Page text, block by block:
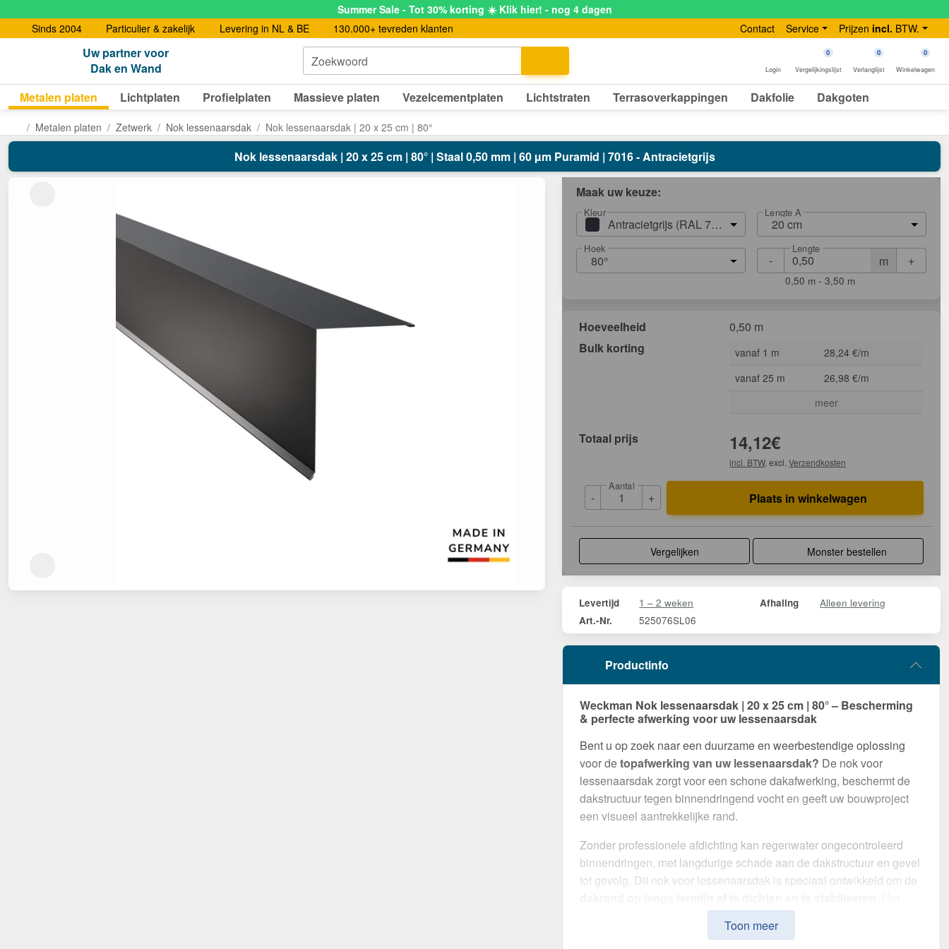
Summer Sale - Tot 30% korting ☀️ Klik hier! - nog 4 dagen
Sinds 2004
Particulier & zakelijk Levering in NL & BE 130.000+ tevreden klanten Contact Service Prijzen incl. BTW.
Uw partner voor
Dak en Wand
Zoekwoord
Login
0
Vergelijkingslijst
0
Verlanglijst
0
Winkelwagen
Metalen platen Lichtplaten Profielplaten Massieve platen Vezelcementplaten Lichtstraten Terrasoverkappingen Dakfolie Dakgoten
Metalen platen Zetwerk Nok lessenaarsdak Nok lessenaarsdak | 20 x 25 cm | 80°
Nok lessenaarsdak | 20 x 25 cm | 80° | Staal 0,50 mm | 60 µm Puramid | 7016 - Antracietgrijs
Maak uw keuze:
Kleur
Antracietgrijs (RAL 7016)
Lengte A
20 cm
Hoek
80° - m
Lengte
+
0,50 m - 3,50 m
Hoeveelheid
0,50 m
Bulk korting
vanaf 1 m
28,24 €/m
vanaf 25 m
26,98 €/m
meer
Totaal prijs 14,12€
incl. BTW, excl.Verzendkosten
-
Aantal
+ Plaats in winkelwagen
Vergelijken Monster bestellen
Levertijd 1 – 2 weken Afhaling Alleen levering
Art.-Nr. 525076SL06
Productinfo
Weckman Nok lessenaarsdak | 20 x 25 cm | 80° – Bescherming
& perfecte afwerking voor uw lessenaarsdak
Bent u op zoek naar een duurzame en weerbestendige oplossing
voor detopafwerking van uw lessenaarsdak? De nok voor
lessenaarsdak zorgt voor een schone dakafwerking, beschermt de
dakstructuur tegen binnendringend vocht en geeft uw bouwproject
een visueel aantrekkelijke rand.
Zonder professionele afdichting kan regenwater ongecontroleerd
binnendringen, met langdurige schade aan de dakstructuur en gevel
tot gevolg. Dit nok voor lessenaarsdak is speciaal ontwikkeld om de
maakt indruk met zijn eenvoudige montage, hoge weerstand en
Toon meer